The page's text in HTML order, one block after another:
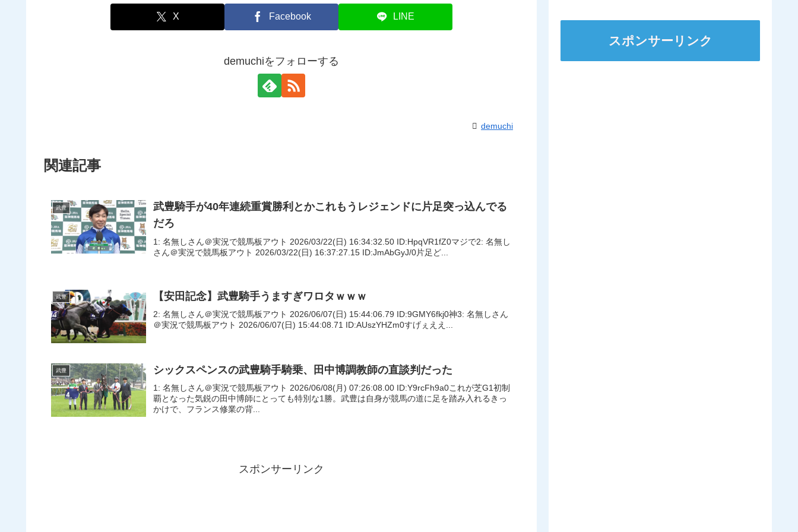
X Facebook LINE
demuchiをフォローする
demuchi
関連記事
武豊
武豊騎手が40年連続重賞勝利とかこれもうレジェンドに片足突っ込んでる
だろ
1: 名無しさん＠実況で競馬板アウト 2026/03/22(日) 16:34:32.50 ID:HpqVR1fZ0マジで2: 名無し
さん＠実況で競馬板アウト 2026/03/22(日) 16:37:27.15 ID:JmAbGyJ/0片足ど...
武豊 【安田記念】武豊騎手うますぎワロタｗｗｗ
2: 名無しさん＠実況で競馬板アウト 2026/06/07(日) 15:44:06.79 ID:9GMY6fkj0神3: 名無しさん
＠実況で競馬板アウト 2026/06/07(日) 15:44:08.71 ID:AUszYHZm0すげぇええ...
武豊 シックスペンスの武豊騎手騎乗、田中博調教師の直談判だった
1: 名無しさん＠実況で競馬板アウト 2026/06/08(月) 07:26:08.00 ID:Y9rcFh9a0これが芝G1初制
覇となった気鋭の田中博師にとっても特別な1勝。武豊は自身が競馬の道に足を踏み入れるきっ
かけで、フランス修業の背...
スポンサーリンク
スポンサーリンク